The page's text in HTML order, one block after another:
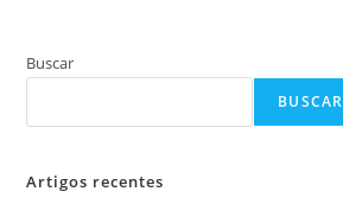
Buscar
BUSCAR
Artigos recentes